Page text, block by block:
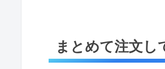
まとめて注文し